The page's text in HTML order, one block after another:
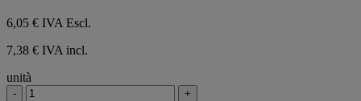
6,05 € IVA Escl.
7,38 € IVA incl.
unità
- +